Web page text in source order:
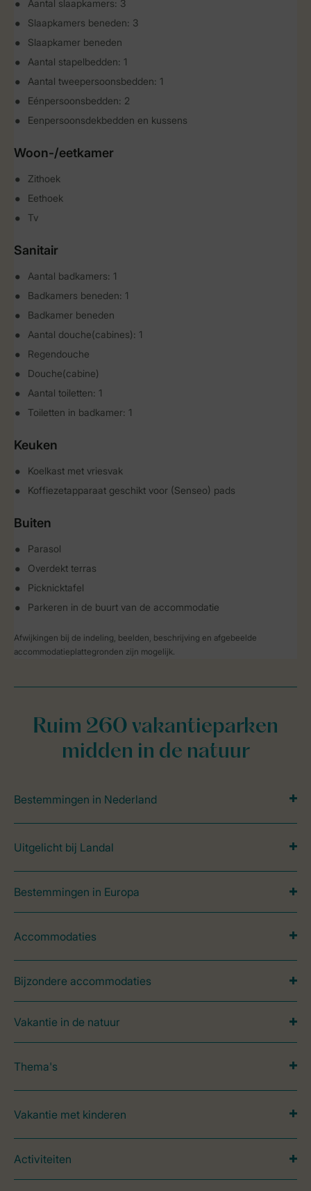
Aantal slaapkamers: 3
Slaapkamers beneden: 3
Slaapkamer beneden
Aantal stapelbedden: 1
Aantal tweepersoonsbedden: 1
Eénpersoonsbedden: 2
Eenpersoonsdekbedden en kussens
Woon-/eetkamer
Zithoek
Eethoek
Tv
Sanitair
Aantal badkamers: 1
Badkamers beneden: 1
Badkamer beneden
Aantal douche(cabines): 1
Regendouche
Douche(cabine)
Aantal toiletten: 1
Toiletten in badkamer: 1
Keuken
Koelkast met vriesvak
Koffiezetapparaat geschikt voor (Senseo) pads
Buiten
Parasol
Overdekt terras
Picknicktafel
Parkeren in de buurt van de accommodatie
Afwijkingen bij de indeling, beelden, beschrijving en afgebeelde
accommodatieplattegronden zijn mogelijk.
Ruim 260 vakantieparken
midden in de natuur
Bestemmingen in Nederland
Uitgelicht bij Landal
Bestemmingen in Europa
Accommodaties
Bijzondere accommodaties
Vakantie in de natuur
Thema's
Vakantie met kinderen
Activiteiten